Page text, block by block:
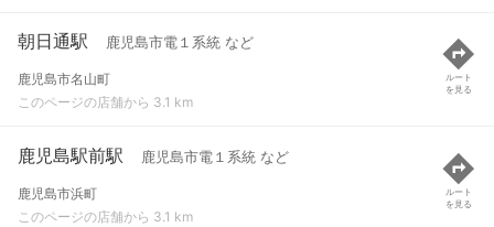
朝日通駅 鹿児島市電１系統 など
鹿児島市名山町
このページの店舗から 3.1 km
ルート
を見る
鹿児島駅前駅 鹿児島市電１系統 など
鹿児島市浜町
このページの店舗から 3.1 km
ルート
を見る